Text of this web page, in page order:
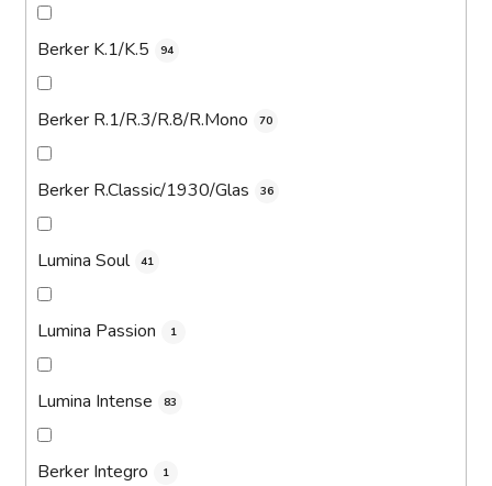
Berker K.1/K.5 94
Berker R.1/R.3/R.8/R.Mono 70
Berker R.Classic/1930/Glas 36
Lumina Soul 41
Lumina Passion 1
Lumina Intense 83
Berker Integro 1